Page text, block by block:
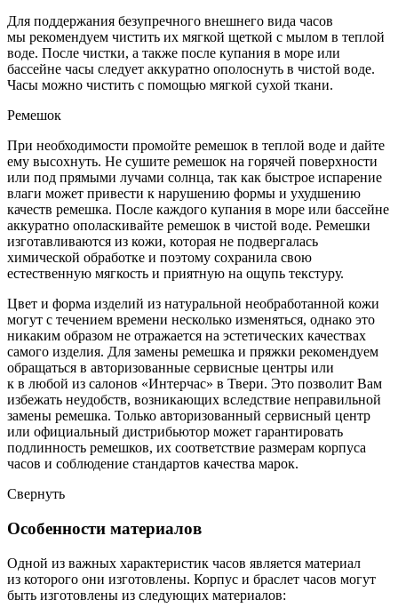
Для поддержания безупречного внешнего вида часов
мы рекомендуем чистить их мягкой щеткой с мылом в теплой
воде. После чистки, а также после купания в море или
бассейне часы следует аккуратно ополоснуть в чистой воде.
Часы можно чистить с помощью мягкой сухой ткани.
Ремешок
При необходимости промойте ремешок в теплой воде и дайте
ему высохнуть. Не сушите ремешок на горячей поверхности
или под прямыми лучами солнца, так как быстрое испарение
влаги может привести к нарушению формы и ухудшению
качеств ремешка. После каждого купания в море или бассейне
аккуратно ополаскивайте ремешок в чистой воде. Ремешки
изготавливаются из кожи, которая не подвергалась
химической обработке и поэтому сохранила свою
естественную мягкость и приятную на ощупь текстуру.
Цвет и форма изделий из натуральной необработанной кожи
могут с течением времени несколько изменяться, однако это
никаким образом не отражается на эстетических качествах
самого изделия. Для замены ремешка и пряжки рекомендуем
обращаться в авторизованные сервисные центры или
к в любой из салонов «Интерчас» в Твери. Это позволит Вам
избежать неудобств, возникающих вследствие неправильной
замены ремешка. Только авторизованный сервисный центр
или официальный дистрибьютор может гарантировать
подлинность ремешков, их соответствие размерам корпуса
часов и соблюдение стандартов качества марок.
Свернуть
Особенности материалов
Одной из важных характеристик часов является материал
из которого они изготовлены. Корпус и браслет часов могут
быть изготовлены из следующих материалов: